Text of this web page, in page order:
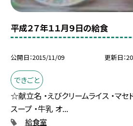
平成２７年１１月９日の給食
公開日 2015/11/09 更新日
できごと
☆献立名 ・えびクリームライス ・マセ
スープ ・牛乳 オ...
給食室